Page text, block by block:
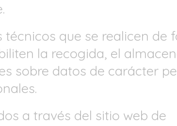
que se realicen de
la recogida, el
sobre datos de carácter
a través del sitio web de